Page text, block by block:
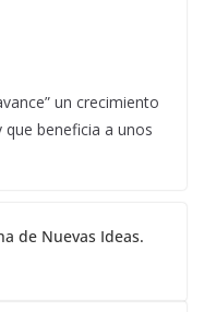
un crecimiento
beneficia a unos
de Nuevas Ideas.